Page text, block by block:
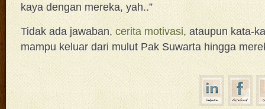
kaya dengan mereka, yah..”
Tidak ada jawaban, cerita motivasi, ataupun kata-
mampu keluar dari mulut Pak Suwarta hingga